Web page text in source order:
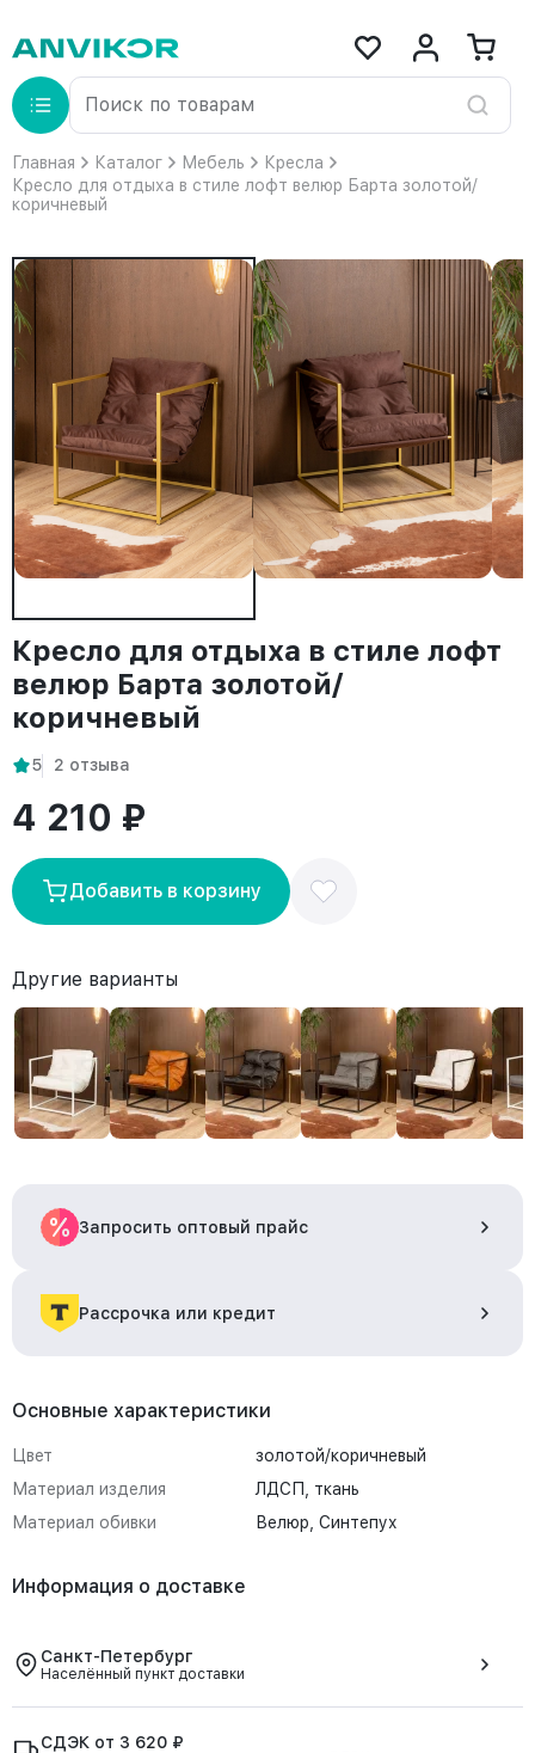
Главная Каталог Мебель
Кресла
Кресло для отдыха в стиле лофт велюр Барта золотой/
коричневый
Кресло для отдыха в стиле лофт
велюр Барта золотой/
коричневый
5 2 отзыва
4 210 ₽
Добавить в корзину
Другие варианты
Запросить оптовый прайс
Рассрочка или кредит
Основные характеристики
Цвет
золотой/коричневый
Материал изделия
ЛДСП, ткань
Материал обивки
Велюр, Синтепух
Информация о доставке
Санкт-Петербург
Населённый пункт доставки
СДЭК от 3 620 ₽